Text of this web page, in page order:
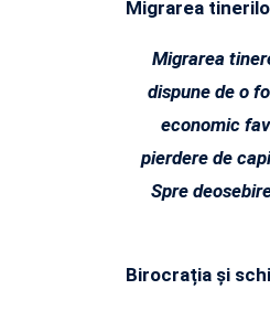
Migrarea
Migrarea
dispune de o
economic
pierdere de
Spre
Birocrația și